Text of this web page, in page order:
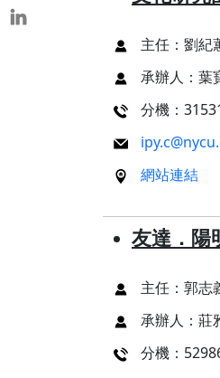
主任：劉紀
承辦人：葉
分機：
網站連結
友達．陽
主任：郭志
承辦人：莊
分機：